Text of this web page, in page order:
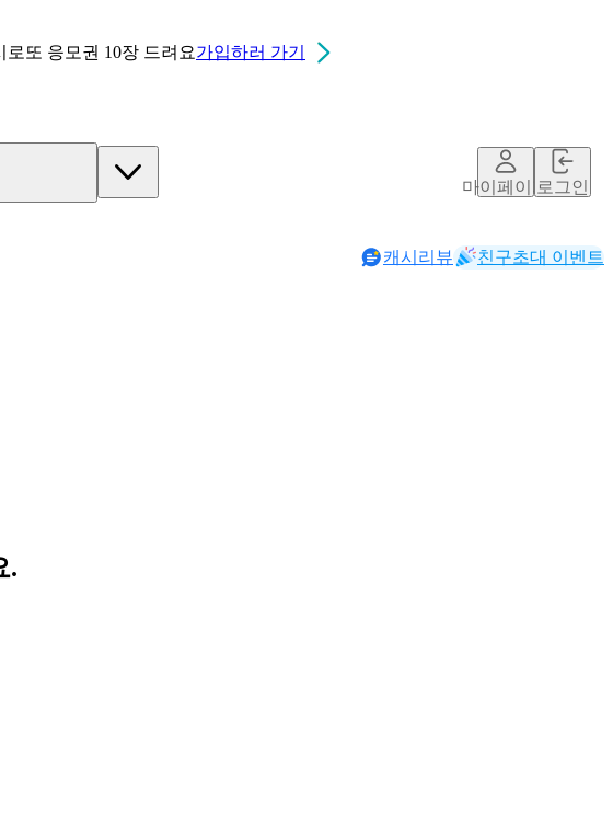
로또 응모권 10장 드려요가입하러 가기
마이페이지로그인
캐시리뷰 친구초대 이벤트
.